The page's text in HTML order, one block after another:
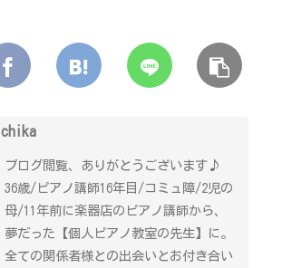
chika
ブログ閲覧、ありがとうございます♪
36歳/ピアノ講師16年目/コミュ障/2児の
母/11年前に楽器店のピアノ講師から、
夢だった【個人ピアノ教室の先生】に。
全ての関係者様との出会いとお付き合い